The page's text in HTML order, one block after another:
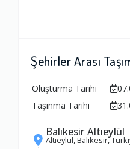
Şehirler Arası
Oluşturma Tarihi
Taşınma Tarihi
Balıkesir Altıeylül
Altıeylül, Balıkesir,